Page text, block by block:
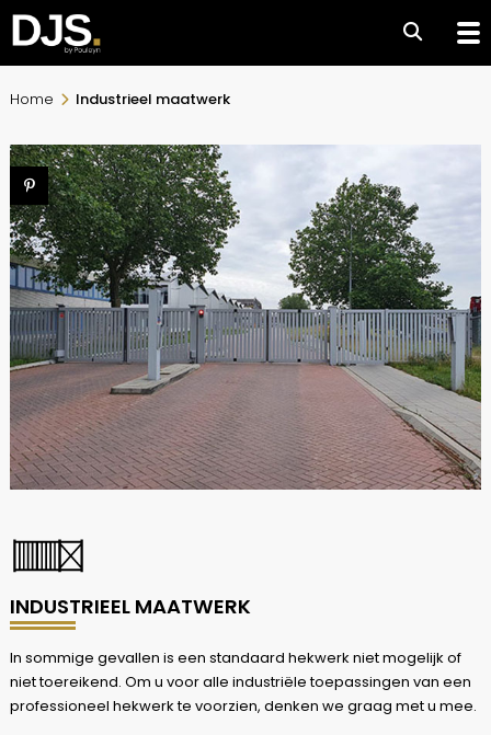
Home Industrieel maatwerk
INDUSTRIEEL MAATWERK
In sommige gevallen is een standaard hekwerk niet mogelijk of
niet toereikend. Om u voor alle industriële toepassingen van een
professioneel hekwerk te voorzien, denken we graag met u mee.